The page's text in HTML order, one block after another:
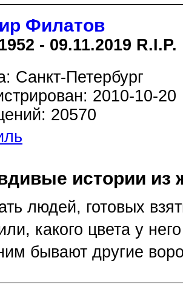
Филатов
- 09.11.2019 R.I.P.
Санкт-Петербург
2010-10-20
20570
истории из
людей, готовых
какого цвета у
бывают другие